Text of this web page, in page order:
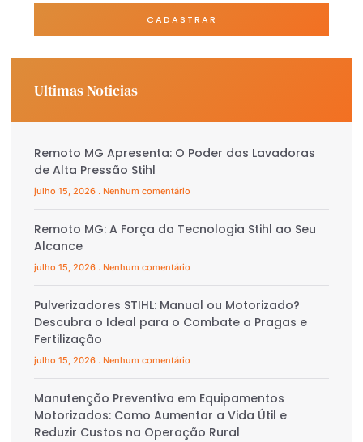
CADASTRAR
Ultimas Noticias
Remoto MG Apresenta: O Poder das Lavadoras
de Alta Pressão Stihl
julho 15, 2026 Nenhum comentário
Remoto MG: A Força da Tecnologia Stihl ao Seu
Alcance
julho 15, 2026 Nenhum comentário
Pulverizadores STIHL: Manual ou Motorizado?
Descubra o Ideal para o Combate a Pragas e
Fertilização
julho 15, 2026 Nenhum comentário
Manutenção Preventiva em Equipamentos
Motorizados: Como Aumentar a Vida Útil e
Reduzir Custos na Operação Rural